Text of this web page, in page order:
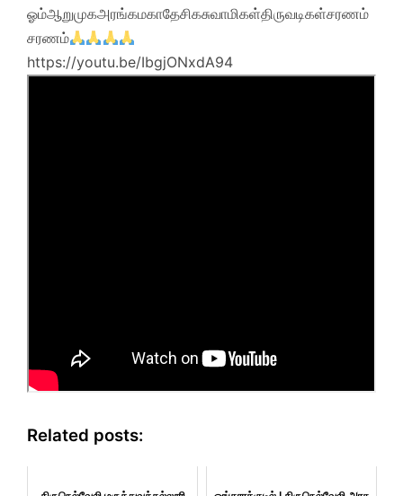
ஓம்ஆறுமுகஅரங்கமகாதேசிகசுவாமிகள்திருவடிகள்சரணம்
சரணம்
https://youtu.be/IbgjONxdA94
Related posts: